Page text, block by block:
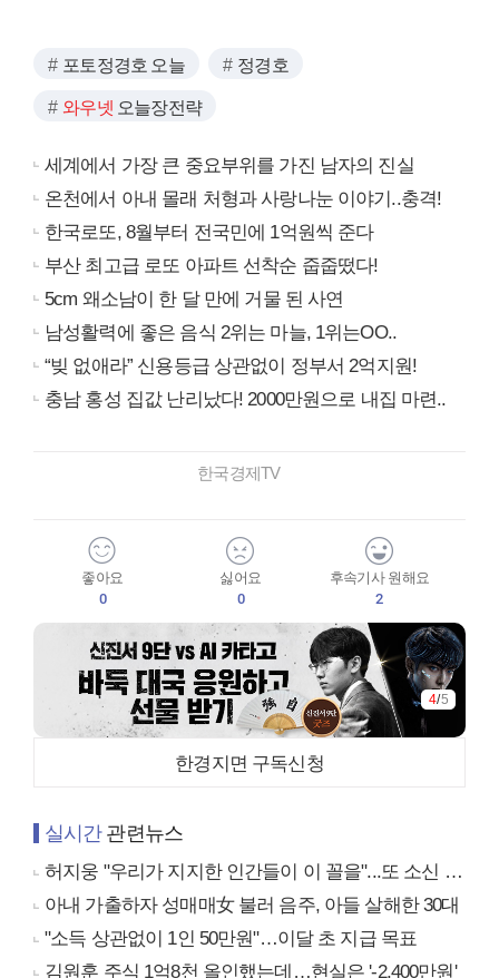
포토정경호 오늘 정경호
와우넷 오늘장전략
세계에서 가장 큰 중요부위를 가진 남자의 진실
온천에서 아내 몰래 처형과 사랑나눈 이야기..충격!
한국로또, 8월부터 전국민에 1억원씩 준다
부산 최고급 로또 아파트 선착순 줍줍떴다!
5cm 왜소남이 한 달 만에 거물 된 사연
남성활력에 좋은 음식 2위는 마늘, 1위는OO..
“빚 없애라” 신용등급 상관없이 정부서 2억지원!
충남 홍성 집값 난리났다! 2000만원으로 내집 마련..
한국경제TV
좋아요
0
싫어요
0
후속기사 원해요
2
4/5
한경지면 구독신청
실시간관련뉴스
허지웅 "우리가 지지한 인간들이 이 꼴을"...또 소신 발언
아내 가출하자 성매매女 불러 음주, 아들 살해한 30대
"소득 상관없이 1인 50만원"…이달 초 지급 목표
김원훈 주식 1억8천 올인했는데…현실은 '-2,400만원'